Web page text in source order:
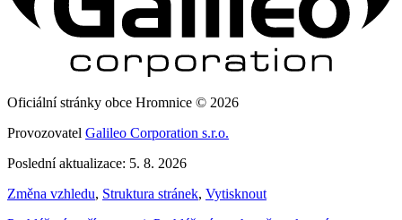
Oficiální stránky obce Hromnice © 2026
Provozovatel Galileo Corporation s.r.o.
Poslední aktualizace: 5. 8. 2026
Změna vzhledu, Struktura stránek, Vytisknout